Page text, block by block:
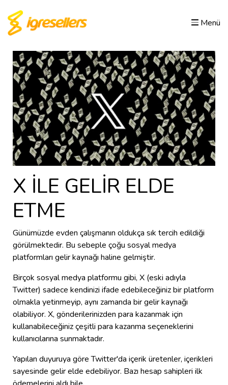
Menü
X İLE GELİR ELDE
ETME
Günümüzde evden çalışmanın oldukça sık tercih edildiği
görülmektedir. Bu sebeple çoğu sosyal medya
platformları gelir kaynağı haline gelmiştir.
Birçok sosyal medya platformu gibi, X (eski adıyla
Twitter) sadece kendinizi ifade edebileceğiniz bir platform
olmakla yetinmeyip, aynı zamanda bir gelir kaynağı
olabiliyor. X, gönderilerinizden para kazanmak için
kullanabileceğiniz çeşitli para kazanma seçeneklerini
kullanıcılarına sunmaktadır.
Yapılan duyuruya göre Twitter'da içerik üretenler, içerikleri
sayesinde gelir elde edebiliyor. Bazı hesap sahipleri ilk